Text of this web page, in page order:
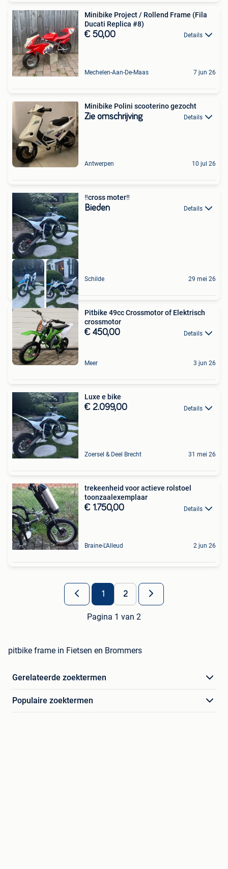
Minibike Project / Rollend Frame (Fila
Ducati Replica #8)
€ 50,00 Details
Mechelen-Aan-De-Maas 7 jun 26
Minibike Polini scooterino gezocht
Zie omschrijving Details
Antwerpen 10 jul 26
‼️cross moter‼️
Bieden Details
Schilde 29 mei 26
Pitbike 49cc Crossmotor of Elektrisch
crossmotor
€ 450,00 Details
Meer 3 jun 26
Luxe e bike
€ 2.099,00 Details
Zoersel & Deel Brecht 31 mei 26
trekeenheid voor actieve rolstoel
toonzaalexemplaar
€ 1.750,00 Details
Braine-L'Alleud 2 jun 26
1 2
Pagina 1 van 2
pitbike frame in Fietsen en Brommers
Gerelateerde zoektermen
Populaire zoektermen